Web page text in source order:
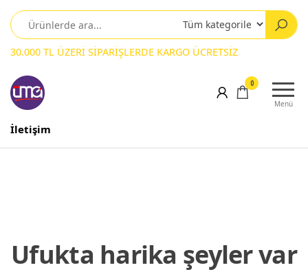
30.000 TL ÜZERİ SİPARİŞLERDE KARGO ÜCRETSİZ
Menü
0
İletişim
Ufukta harika şeyler var